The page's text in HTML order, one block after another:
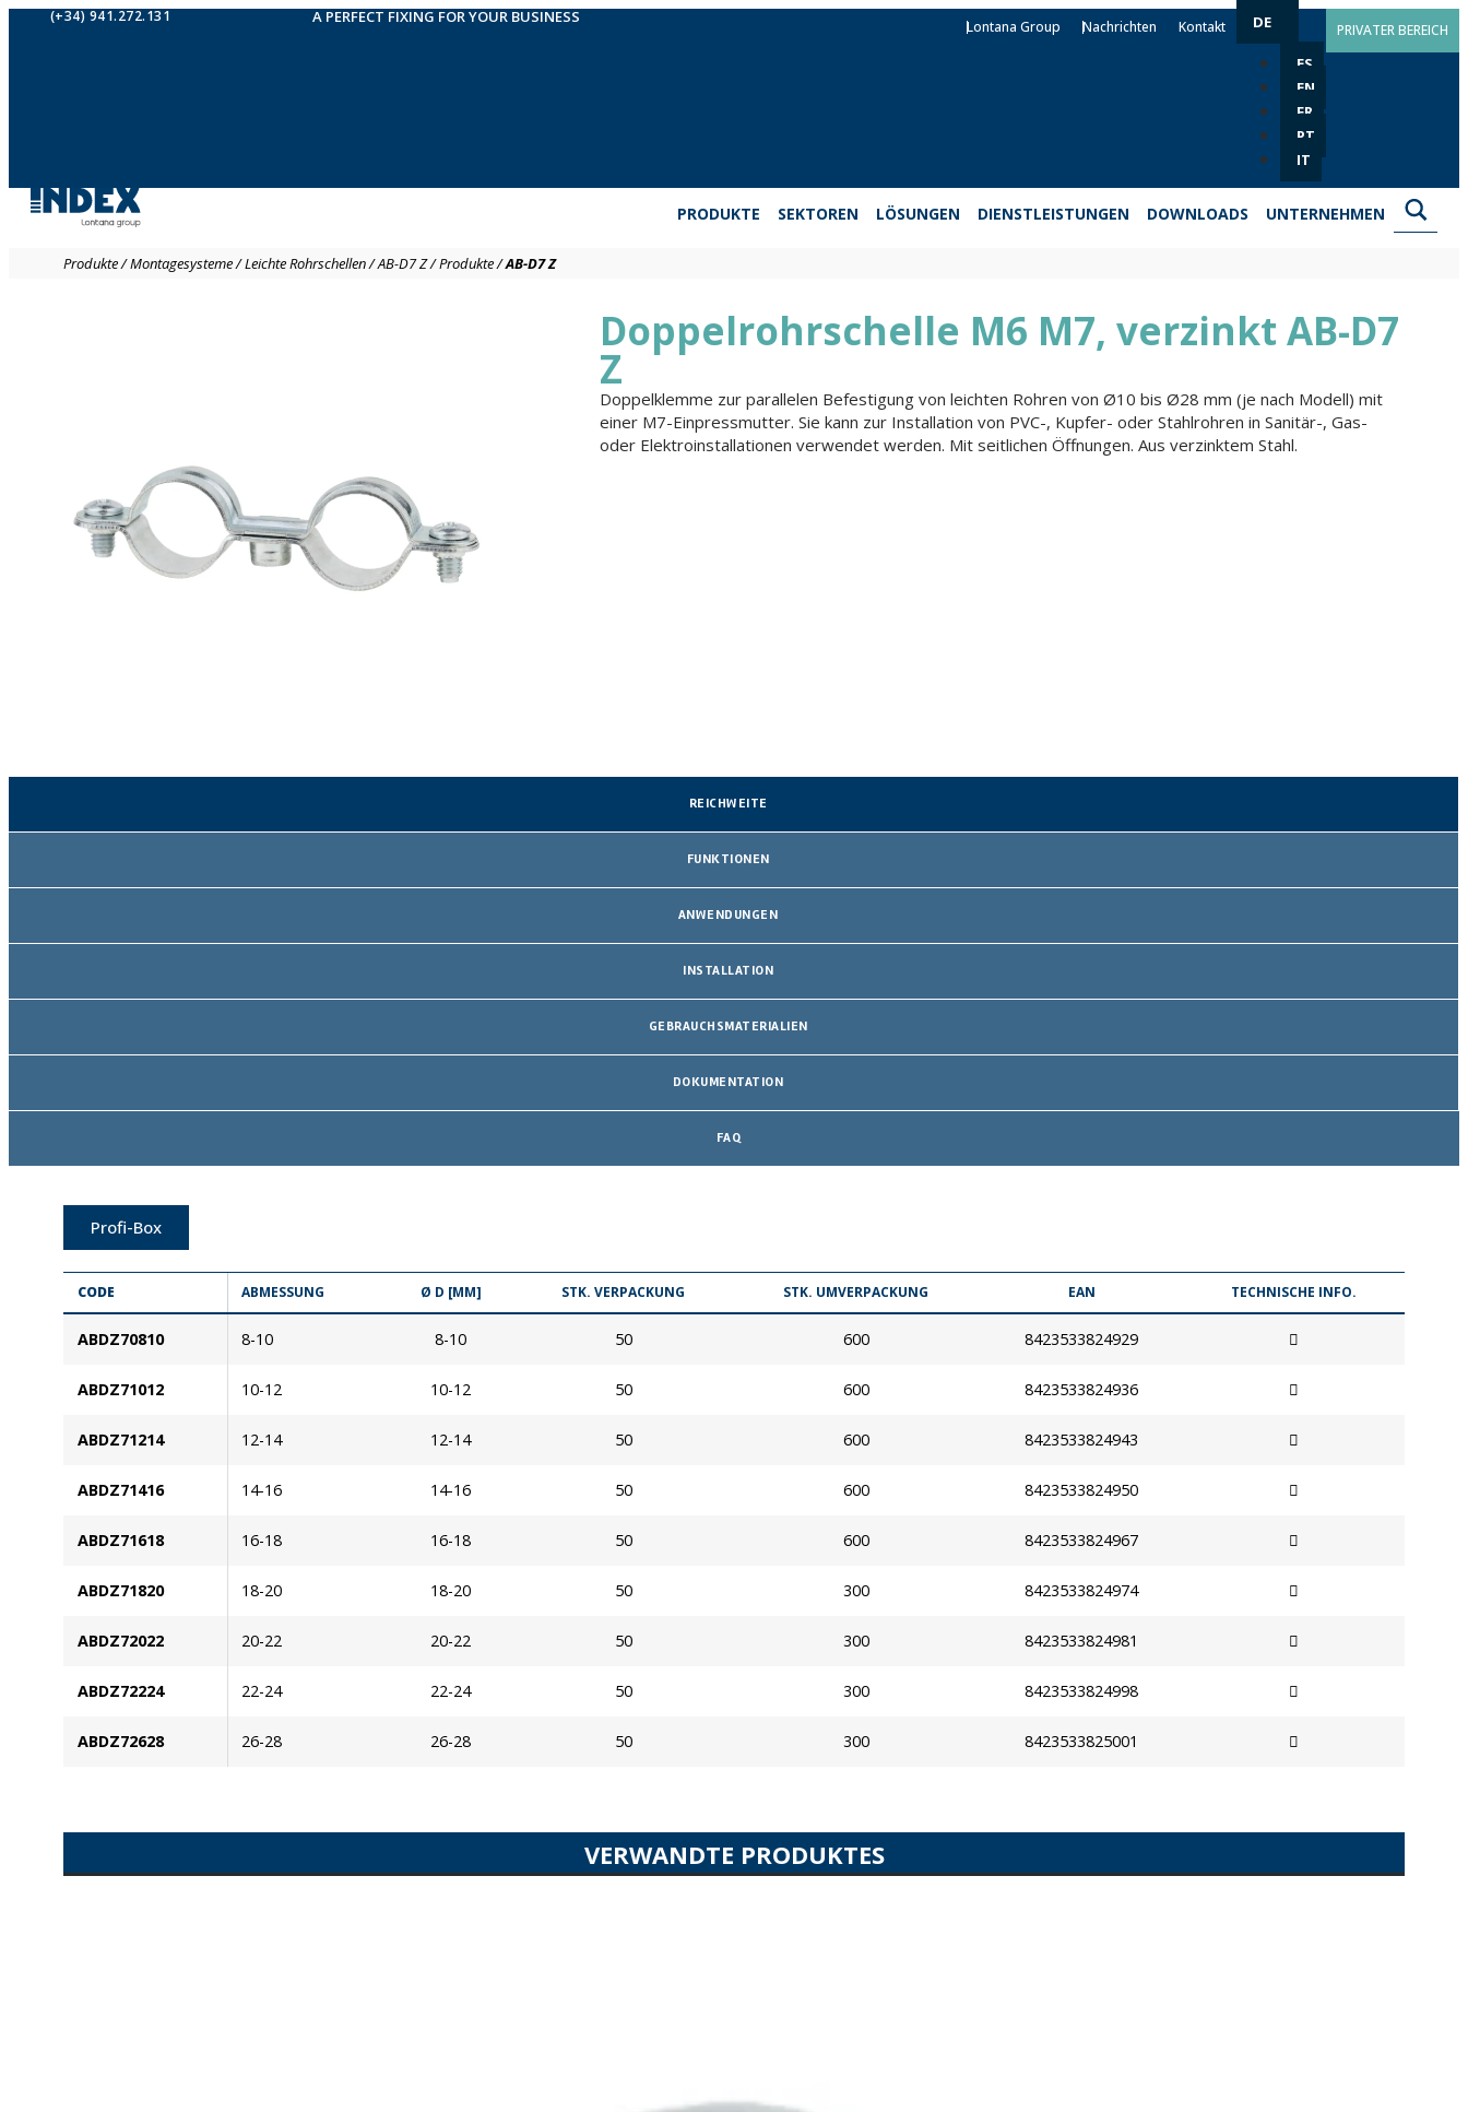
(+34) 941.272.131 A PERFECT FIXING FOR YOUR BUSINESS
Lontana Group Nachrichten Kontakt DE
ES
EN
FR
PT
IT
PRIVATER BEREICH
PRODUKTE SEKTOREN LÖSUNGEN DIENSTLEISTUNGEN DOWNLOADS UNTERNEHMEN
Produkte/Montagesysteme/Leichte Rohrschellen/AB-D7 Z/Produkte/AB-D7 Z
Doppelrohrschelle M6 M7, verzinkt AB-D7
Z
Doppelklemme zur parallelen Befestigung von leichten Rohren von Ø10 bis Ø28 mm (je nach Modell) mit
einer M7-Einpressmutter. Sie kann zur Installation von PVC-, Kupfer- oder Stahlrohren in Sanitär-, Gas-
oder Elektroinstallationen verwendet werden. Mit seitlichen Öffnungen. Aus verzinktem Stahl.
REICHWEITE
FUNKTIONEN
ANWENDUNGEN
INSTALLATION
GEBRAUCHSMATERIALIEN
DOKUMENTATION
FAQ
Profi-Box
CODE ABMESSUNG Ø D [MM] STK. VERPACKUNG STK. UMVERPACKUNG EAN TECHNISCHE INFO.
ABDZ70810 8-10 8-10 50 600 8423533824929
ABDZ71012 10-12 10-12 50 600 8423533824936
ABDZ71214 12-14 12-14 50 600 8423533824943
ABDZ71416 14-16 14-16 50 600 8423533824950
ABDZ71618 16-18 16-18 50 600 8423533824967
ABDZ71820 18-20 18-20 50 300 8423533824974
ABDZ72022 20-22 20-22 50 300 8423533824981
ABDZ72224 22-24 22-24 50 300 8423533824998
ABDZ72628 26-28 26-28 50 300 8423533825001
VERWANDTE PRODUKTES